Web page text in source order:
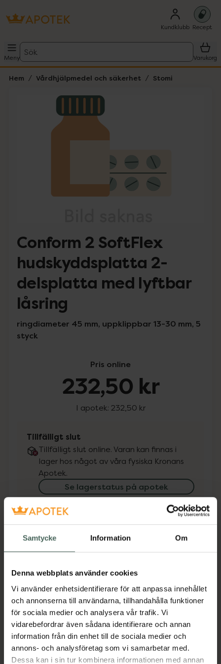
Samtycke Information Om
Denna webbplats använder cookies
Vi använder enhetsidentifierare för att anpassa innehållet
och annonserna till användarna, tillhandahålla funktioner
för sociala medier och analysera vår trafik. Vi
vidarebefordrar även sådana identifierare och annan
information från din enhet till de sociala medier och
annons- och analysföretag som vi samarbetar med.
Dessa kan i sin tur kombinera informationen med annan
Kundklubb Recept
Meny
Sök
Varukorg
Hem Vårdhjälpmedel och säkerhet Stomi
Lista: . Innehåller 1 objekt.
Conform 2 SoftFlex
hudskyddsplatta 2-
delsplatta med lyftbar
låsring
ringdiameter 45 mm, uppklippbar 13-30 mm, 5
styck
Pris online
232,50 kr
I apotek: 232,50 kr
Tillfälligt slut
Tillfälligt slut online. Varan kan finnas i
lager hos något av våra fysiska Kronans
Apotek.
Se lagerstatus på apotek
Din e-postadress
Jag accepterar villkoren
Spara
Aktuella erbjudanden
Beskrivning Dölj